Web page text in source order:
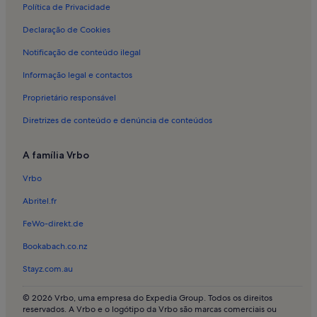
Política de Privacidade
Declaração de Cookies
Notificação de conteúdo ilegal
Informação legal e contactos
Proprietário responsável
Diretrizes de conteúdo e denúncia de conteúdos
A família Vrbo
Vrbo
Abritel.fr
FeWo-direkt.de
Bookabach.co.nz
Stayz.com.au
© 2026 Vrbo, uma empresa do Expedia Group. Todos os direitos
reservados. A Vrbo e o logótipo da Vrbo são marcas comerciais ou